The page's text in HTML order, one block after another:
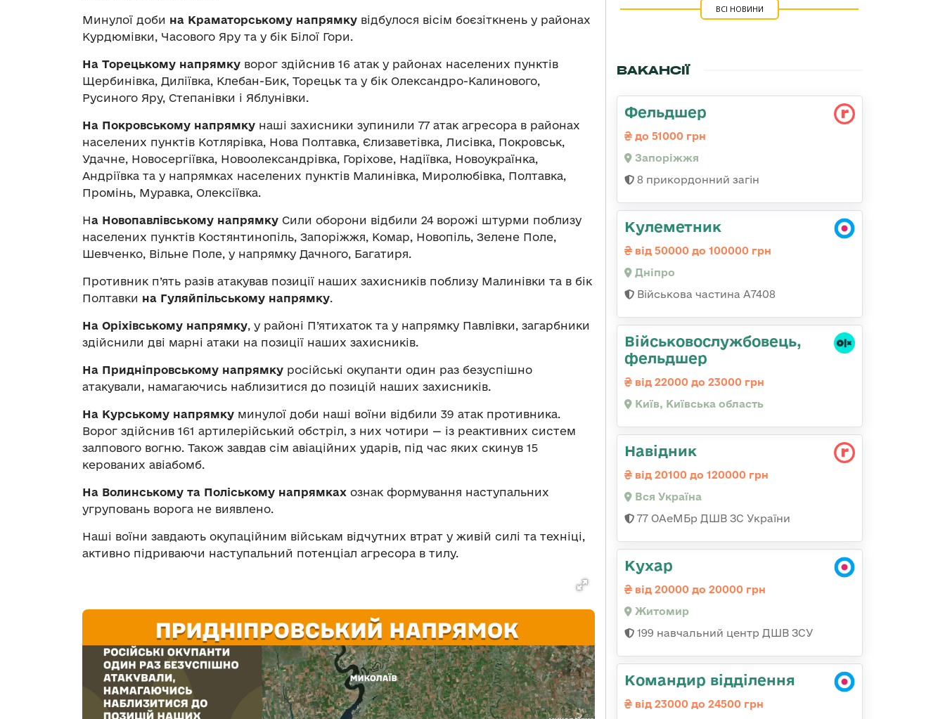
Минулої доби на Краматорському напрямку відбулося вісім боєзіткнень у районах
Курдюмівки, Часового Яру та у бік Білої Гори.
На Торецькому напрямку ворог здійснив 16 атак у районах населених пунктів
Щербинівка, Диліївка, Клебан-Бик, Торецьк та у бік Олександро-Калинового,
Русиного Яру, Степанівки і Яблунівки.
На Покровському напрямку наші захисники зупинили 77 атак агресора в районах
населених пунктів Котлярівка, Нова Полтавка, Єлизаветівка, Лисівка, Покровськ,
Удачне, Новосергіївка, Новоолександрівка, Горіхове, Надіївка, Новоукраїнка,
Андріївка та у напрямках населених пунктів Малинівка, Миролюбівка, Полтавка,
Промінь, Муравка, Олексіївка.
На Новопавлівському напрямку Сили оборони відбили 24 ворожі штурми поблизу
населених пунктів Костянтинопіль, Запоріжжя, Комар, Новопіль, Зелене Поле,
Шевченко, Вільне Поле, у напрямку Дачного, Багатиря.
Противник п’ять разів атакував позиції наших захисників поблизу Малинівки та в бік
Полтавки на Гуляйпільському напрямку.
На Оріхівському напрямку, у районі П’ятихаток та у напрямку Павлівки, загарбники
здійснили дві марні атаки на позиції наших захисників.
На Придніпровському напрямку російські окупанти один раз безуспішно
атакували, намагаючись наблизитися до позицій наших захисників.
На Курському напрямку минулої доби наші воїни відбили 39 атак противника.
Ворог здійснив 161 артилерійський обстріл, з них чотири — із реактивних систем
залпового вогню. Також завдав сім авіаційних ударів, під час яких скинув 15
керованих авіабомб.
На Волинському та Поліському напрямках ознак формування наступальних
угруповань ворога не виявлено.
Наші воїни завдають окупаційним військам відчутних втрат у живій силі та техніці,
активно підриваючи наступальний потенціал агресора в тилу.
ВСІ НОВИНИ
ВАКАНСІЇ
Фельдшер
до 51000 грн
Запоріжжя
8 прикордонний загін
Кулеметник
від 50000 до 100000 грн
Дніпро
Військова частина А7408
Військовослужбовець,
фельдшер
від 22000 до 23000 грн
Київ, Київська область
Навідник
від 20100 до 120000 грн
Вся Україна
77 ОАеМБр ДШВ ЗС України
Кухар
від 20000 до 20000 грн
Житомир
199 навчальний центр ДШВ ЗСУ
Командир відділення
від 23000 до 24500 грн